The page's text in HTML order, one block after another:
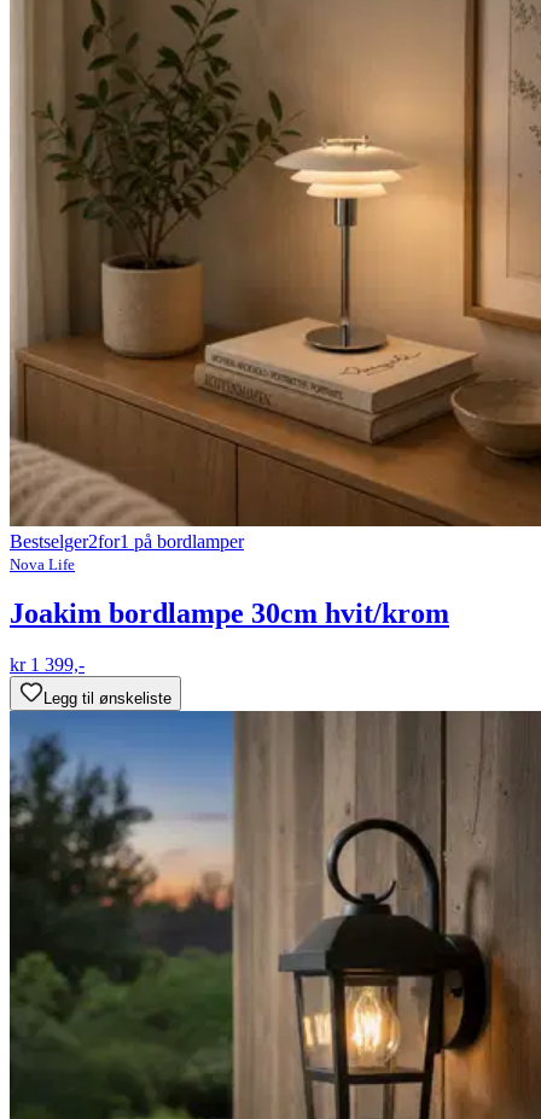
Bestselger2for1 på bordlamper
Nova Life
Joakim bordlampe 30cm hvit/krom
kr 1 399,-
Legg til ønskeliste